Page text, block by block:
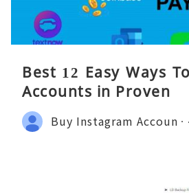
Best 12 Easy Ways
Accounts in Proven
Buy Instagram Accoun